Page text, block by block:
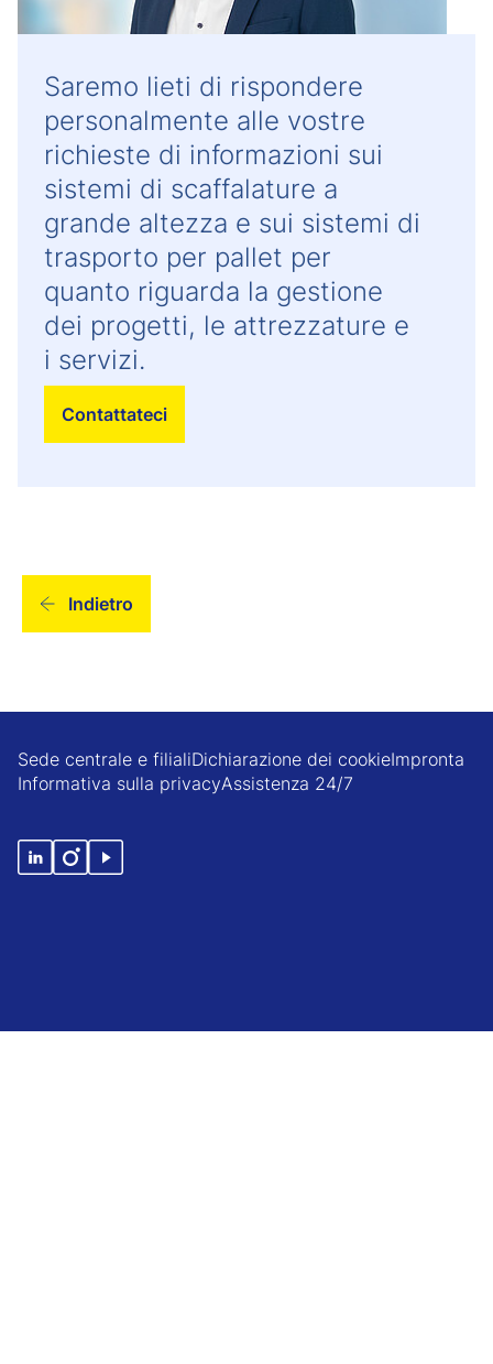
Saremo lieti di rispondere
personalmente alle vostre
richieste di informazioni sui
sistemi di scaffalature a
grande altezza e sui sistemi di
trasporto per pallet per
quanto riguarda la gestione
dei progetti, le attrezzature e
i servizi.
Contattateci
Indietro
Sede centrale e filialiDichiarazione dei cookieImpronta
Informativa sulla privacyAssistenza 24/7